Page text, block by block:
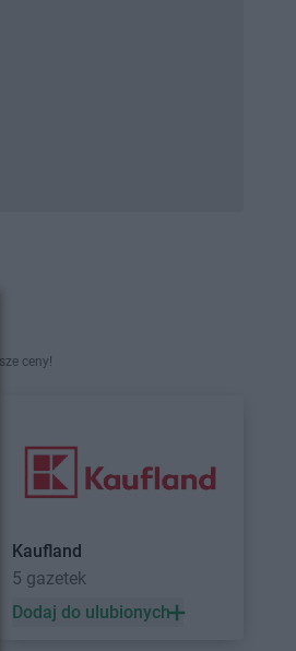
ceny!
Kaufland
5 gazetek
Dodaj do ulubionych